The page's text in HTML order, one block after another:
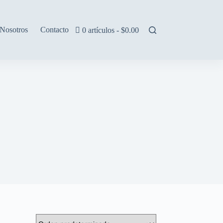
Nosotros Contacto 0 artículos $0.00